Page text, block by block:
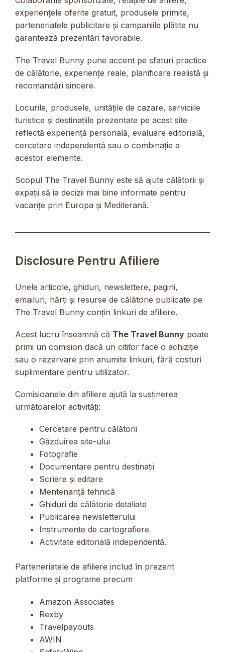
experiențele oferite gratuit, produsele primite,
parteneriatele publicitare și campaniile plătite nu
garantează prezentări favorabile.
The Travel Bunny pune accent pe sfaturi practice
de călătorie, experiențe reale, planificare realistă și
recomandări sincere.
Locurile, produsele, unitățile de cazare, serviciile
turistice și destinațiile prezentate pe acest site
reflectă experiență personală, evaluare editorială,
cercetare independentă sau o combinație a
acestor elemente.
Scopul The Travel Bunny este să ajute călătorii și
expații să ia decizii mai bine informate pentru
vacanțe prin Europa și Mediterană.
Disclosure Pentru Afiliere
Unele articole, ghiduri, newslettere, pagini,
emailuri, hărți și resurse de călătorie publicate pe
The Travel Bunny conțin linkuri de afiliere.
Acest lucru înseamnă că The Travel Bunny poate
primi un comision dacă un cititor face o achiziție
sau o rezervare prin anumite linkuri, fără costuri
suplimentare pentru utilizator.
Comisioanele din afiliere ajută la susținerea
următoarelor activități:
Cercetare pentru călătorii
Găzduirea site-ului
Fotografie
Documentare pentru destinații
Scriere și editare
Mentenanță tehnică
Ghiduri de călătorie detaliate
Publicarea newsletterului
Instrumente de cartografiere
Activitate editorială independentă.
Parteneriatele de afiliere includ în prezent
platforme și programe precum
Amazon Associates
Rexby
Travelpayouts
AWIN